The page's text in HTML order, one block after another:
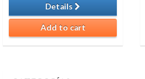
Details
Add to cart